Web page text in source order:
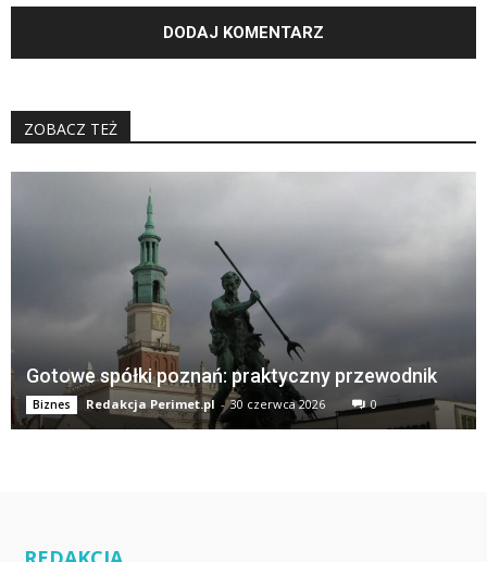
ZOBACZ TEŻ
Gotowe spółki poznań: praktyczny przewodnik
Biznes Redakcja Perimet.pl - 30 czerwca 2026 0